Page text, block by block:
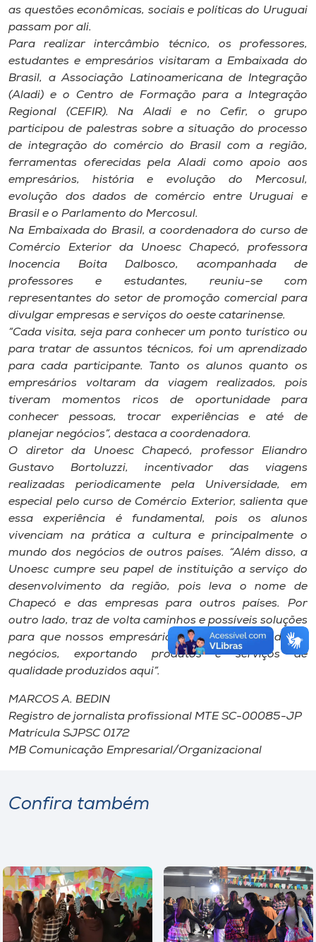
as questões econômicas, sociais e políticas do Uruguai
passam por ali.
Para realizar intercâmbio técnico, os professores,
estudantes e empresários visitaram a Embaixada do
Brasil, a Associação Latinoamericana de Integração
(Aladi) e o Centro de Formação para a Integração
Regional (CEFIR). Na Aladi e no Cefir, o grupo
participou de palestras sobre a situação do processo
de integração do comércio do Brasil com a região,
ferramentas oferecidas pela Aladi como apoio aos
empresários, história e evolução do Mercosul,
evolução dos dados de comércio entre Uruguai e
Brasil e o Parlamento do Mercosul.
Na Embaixada do Brasil, a coordenadora do curso de
Comércio Exterior da Unoesc Chapecó, professora
Inocencia Boita Dalbosco, acompanhada de
professores e estudantes, reuniu-se com
representantes do setor de promoção comercial para
divulgar empresas e serviços do oeste catarinense.
“Cada visita, seja para conhecer um ponto turístico ou
para tratar de assuntos técnicos, foi um aprendizado
para cada participante. Tanto os alunos quanto os
empresários voltaram da viagem realizados, pois
tiveram momentos ricos de oportunidade para
conhecer pessoas, trocar experiências e até de
planejar negócios”, destaca a coordenadora.
O diretor da Unoesc Chapecó, professor Eliandro
Gustavo Bortoluzzi, incentivador das viagens
realizadas periodicamente pela Universidade, em
especial pelo curso de Comércio Exterior, salienta que
essa experiência é fundamental, pois os alunos
vivenciam na prática a cultura e principalmente o
mundo dos negócios de outros países. “Além disso, a
Unoesc cumpre seu papel de instituição a serviço do
desenvolvimento da região, pois leva o nome de
Chapecó e das empresas para outros países. Por
outro lado, traz de volta caminhos e possíveis soluções
para que nossos empresários consigam expandir os
negócios, exportando produtos e serviços de
qualidade produzidos aqui”.
MARCOS A. BEDIN
Registro de jornalista profissional MTE SC-00085-JP
Matrícula SJPSC 0172
MB Comunicação Empresarial/Organizacional
Confira também